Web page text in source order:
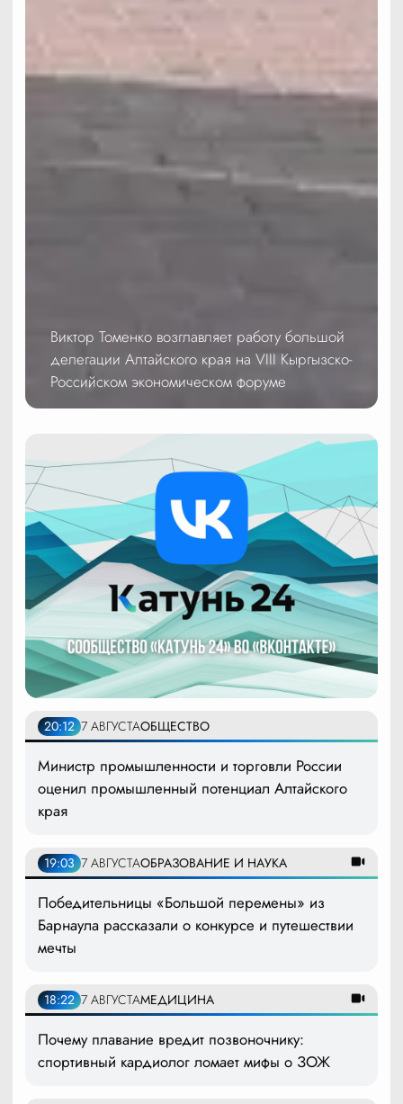
Виктор Томенко возглавляет работу большой
делегации Алтайского края на VIII Кыргызско-
Российском экономическом форуме
20:12 7 АВГУСТАОБЩЕСТВО
Министр промышленности и торговли России
оценил промышленный потенциал Алтайского
края
19:03 7 АВГУСТАОБРАЗОВАНИЕ И НАУКА
Победительницы «Большой перемены» из
Барнаула рассказали о конкурсе и путешествии
мечты
18:22 7 АВГУСТАМЕДИЦИНА
Почему плавание вредит позвоночнику:
спортивный кардиолог ломает мифы о ЗОЖ